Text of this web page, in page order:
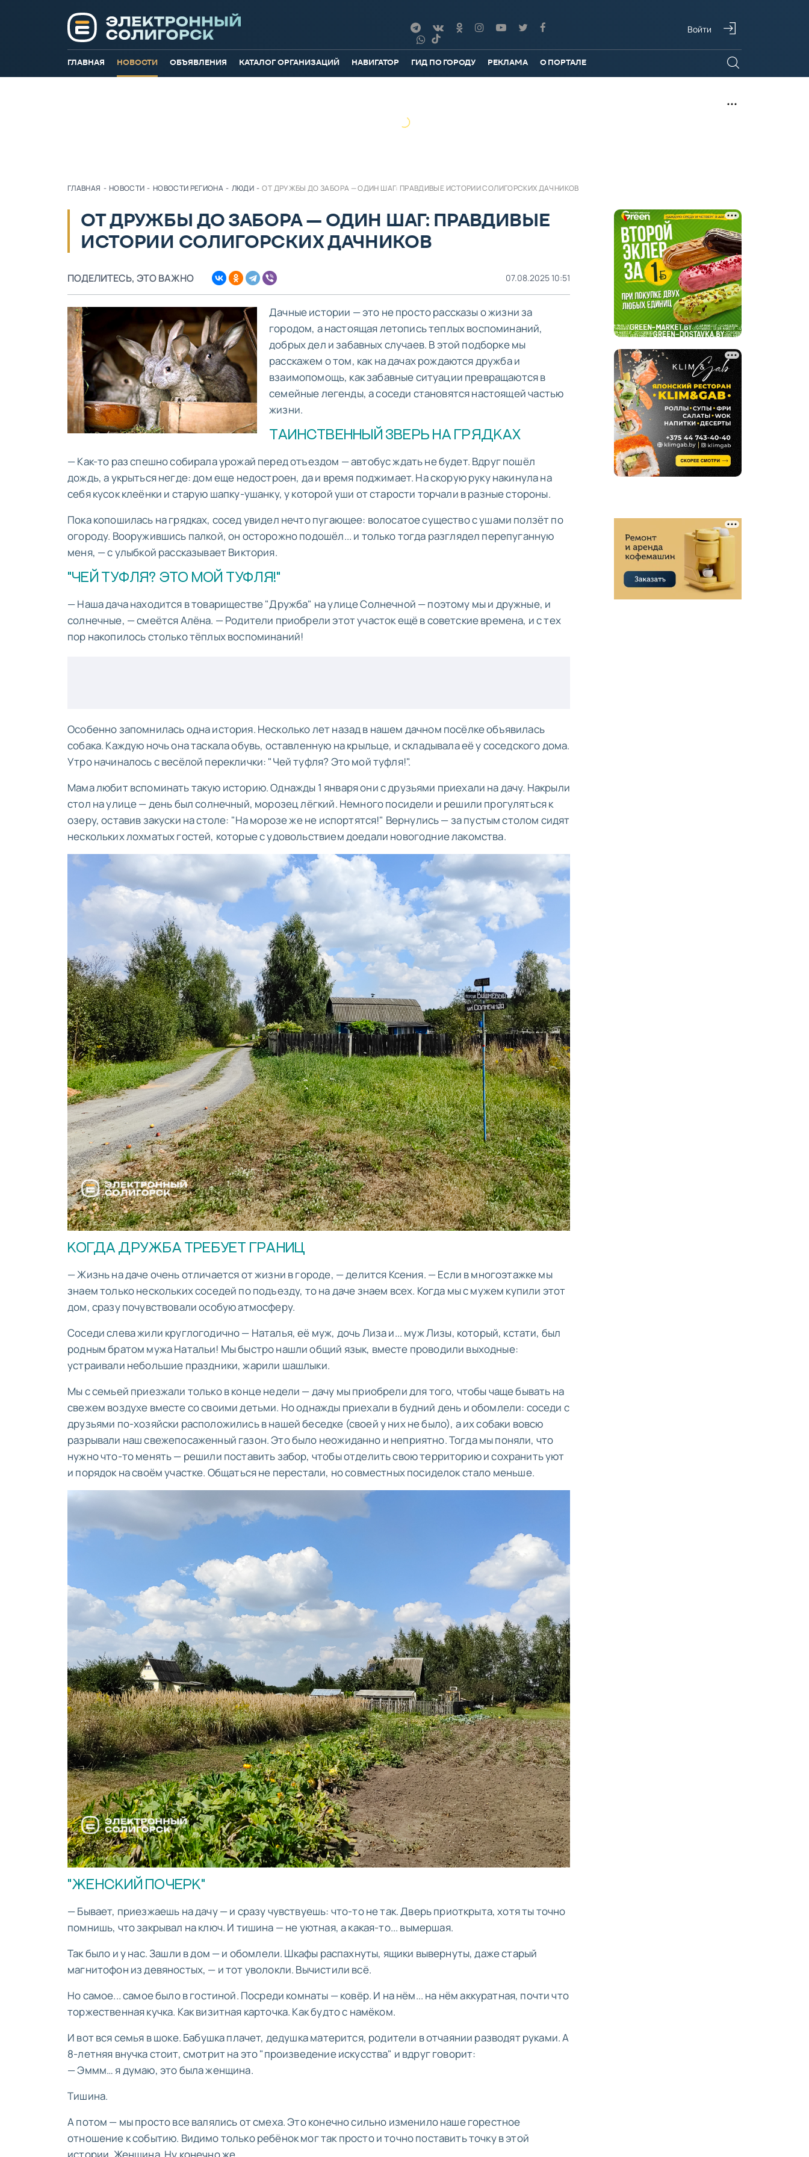
Войти
ГЛАВНАЯ НОВОСТИ ОБЪЯВЛЕНИЯ КАТАЛОГ ОРГАНИЗАЦИЙ НАВИГАТОР ГИД ПО ГОРОДУ РЕКЛАМА О ПОРТАЛЕ
ГЛАВНАЯ - НОВОСТИ - НОВОСТИ РЕГИОНА - ЛЮДИ - ОТ ДРУЖБЫ ДО ЗАБОРА — ОДИН ШАГ: ПРАВДИВЫЕ ИСТОРИИ СОЛИГОРСКИХ ДАЧНИКОВ
ОТ ДРУЖБЫ ДО ЗАБОРА — ОДИН ШАГ: ПРАВДИВЫЕ
ИСТОРИИ СОЛИГОРСКИХ ДАЧНИКОВ
ПОДЕЛИТЕСЬ, ЭТО ВАЖНО 07.08.2025 10:51
Дачные истории — это не просто рассказы о жизни за
городом, а настоящая летопись теплых воспоминаний,
добрых дел и забавных случаев. В этой подборке мы
расскажем о том, как на дачах рождаются дружба и
взаимопомощь, как забавные ситуации превращаются в
семейные легенды, а соседи становятся настоящей частью
жизни.
ТАИНСТВЕННЫЙ ЗВЕРЬ НА ГРЯДКАХ
— Как-то раз спешно собирала урожай перед отъездом — автобус ждать не будет. Вдруг пошёл
дождь, а укрыться негде: дом еще недостроен, да и время поджимает. На скорую руку накинула на
себя кусок клеёнки и старую шапку-ушанку, у которой уши от старости торчали в разные стороны.
Пока копошилась на грядках, сосед увидел нечто пугающее: волосатое существо с ушами ползёт по
огороду. Вооружившись палкой, он осторожно подошёл... и только тогда разглядел перепуганную
меня, — с улыбкой рассказывает Виктория.
"ЧЕЙ ТУФЛЯ? ЭТО МОЙ ТУФЛЯ!"
— Наша дача находится в товариществе "Дружба" на улице Солнечной — поэтому мы и дружные, и
солнечные, — смеётся Алёна. — Родители приобрели этот участок ещё в советские времена, и с тех
пор накопилось столько тёплых воспоминаний!
Особенно запомнилась одна история. Несколько лет назад в нашем дачном посёлке объявилась
собака. Каждую ночь она таскала обувь, оставленную на крыльце, и складывала её у соседского дома.
Утро начиналось с весёлой переклички: "Чей туфля? Это мой туфля!".
Мама любит вспоминать такую историю. Однажды 1 января они с друзьями приехали на дачу. Накрыли
стол на улице — день был солнечный, морозец лёгкий. Немного посидели и решили прогуляться к
озеру, оставив закуски на столе: "На морозе же не испортятся!" Вернулись — за пустым столом сидят
нескольких лохматых гостей, которые с удовольствием доедали новогодние лакомства.
КОГДА ДРУЖБА ТРЕБУЕТ ГРАНИЦ
— Жизнь на даче очень отличается от жизни в городе, — делится Ксения. — Если в многоэтажке мы
знаем только нескольких соседей по подъезду, то на даче знаем всех. Когда мы с мужем купили этот
дом, сразу почувствовали особую атмосферу.
Соседи слева жили круглогодично — Наталья, её муж, дочь Лиза и... муж Лизы, который, кстати, был
родным братом мужа Натальи! Мы быстро нашли общий язык, вместе проводили выходные:
устраивали небольшие праздники, жарили шашлыки.
Мы с семьей приезжали только в конце недели — дачу мы приобрели для того, чтобы чаще бывать на
свежем воздухе вместе со своими детьми. Но однажды приехали в будний день и обомлели: соседи с
друзьями по-хозяйски расположились в нашей беседке (своей у них не было), а их собаки вовсю
разрывали наш свежепосаженный газон. Это было неожиданно и неприятно. Тогда мы поняли, что
нужно что-то менять — решили поставить забор, чтобы отделить свою территорию и сохранить уют
и порядок на своём участке. Общаться не перестали, но совместных посиделок стало меньше.
"ЖЕНСКИЙ ПОЧЕРК"
— Бывает, приезжаешь на дачу — и сразу чувствуешь: что-то не так. Дверь приоткрыта, хотя ты точно
помнишь, что закрывал на ключ. И тишина — не уютная, а какая-то... вымершая.
Так было и у нас. Зашли в дом — и обомлели. Шкафы распахнуты, ящики вывернуты, даже старый
магнитофон из девяностых, — и тот уволокли. Вычистили всё.
Но самое... самое было в гостиной. Посреди комнаты — ковёр. И на нём... на нём аккуратная, почти что
торжественная кучка. Как визитная карточка. Как будто с намёком.
И вот вся семья в шоке. Бабушка плачет, дедушка матерится, родители в отчаянии разводят руками. А
8-летняя внучка стоит, смотрит на это "произведение искусства" и вдруг говорит:
— Эммм… я думаю, это была женщина.
Тишина.
А потом — мы просто все валялись от смеха. Это конечно сильно изменило наше горестное
отношение к событию. Видимо только ребёнок мог так просто и точно поставить точку в этой